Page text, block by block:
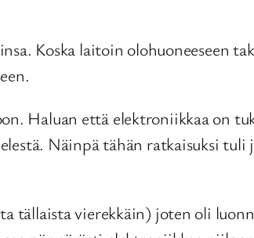
Koska laitoin olohuoneeseen
Haluan että elektroniikkaa on
Näinpä tähän ratkaisuksi tuli
tällaista vierekkäin) joten oli